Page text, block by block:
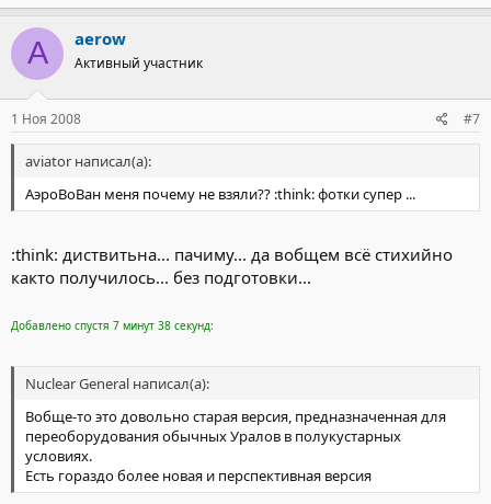
A aerow
Активный участник
1 Ноя 2008 #7
aviator написал(а):
АэроВоВан меня почему не взяли?? :think: фотки супер ...
:think: диствитьна... пачиму... да вобщем всё стихийно
както получилось... без подготовки...
Добавлено спустя 7 минут 38 секунд:
Nuclear General написал(а):
Вобще-то это довольно старая версия, предназначенная для
переоборудования обычных Уралов в полукустарных
условиях.
Есть гораздо более новая и перспективная версия